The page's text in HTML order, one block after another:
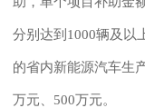
分别达到1000辆及以
的省内新能源汽车生
万元、500万元。